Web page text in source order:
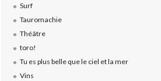
Surf
Tauromachie
Théâtre
toro!
Tu es plus belle que le ciel et la mer
Vins